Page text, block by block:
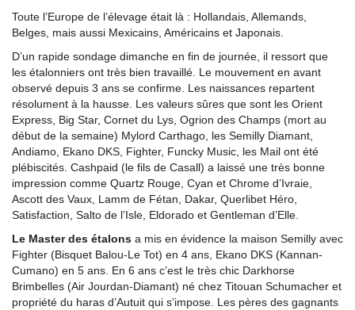
Toute l’Europe de l’élevage était là : Hollandais, Allemands,
Belges, mais aussi Mexicains, Américains et Japonais.
D’un rapide sondage dimanche en fin de journée, il ressort que
les étalonniers ont très bien travaillé. Le mouvement en avant
observé depuis 3 ans se confirme. Les naissances repartent
résolument à la hausse. Les valeurs sûres que sont les Orient
Express, Big Star, Cornet du Lys, Ogrion des Champs (mort au
début de la semaine) Mylord Carthago, les Semilly Diamant,
Andiamo, Ekano DKS, Fighter, Funcky Music, les Mail ont été
plébiscités. Cashpaid (le fils de Casall) a laissé une très bonne
impression comme Quartz Rouge, Cyan et Chrome d’Ivraie,
Ascott des Vaux, Lamm de Fétan, Dakar, Querlibet Héro,
Satisfaction, Salto de l’Isle, Eldorado et Gentleman d’Elle.
Le Master des étalons a mis en évidence la maison Semilly avec
Fighter (Bisquet Balou-Le Tot) en 4 ans, Ekano DKS (Kannan-
Cumano) en 5 ans. En 6 ans c’est le très chic Darkhorse
Brimbelles (Air Jourdan-Diamant) né chez Titouan Schumacher et
propriété du haras d’Autuit qui s’impose. Les pères des gagnants